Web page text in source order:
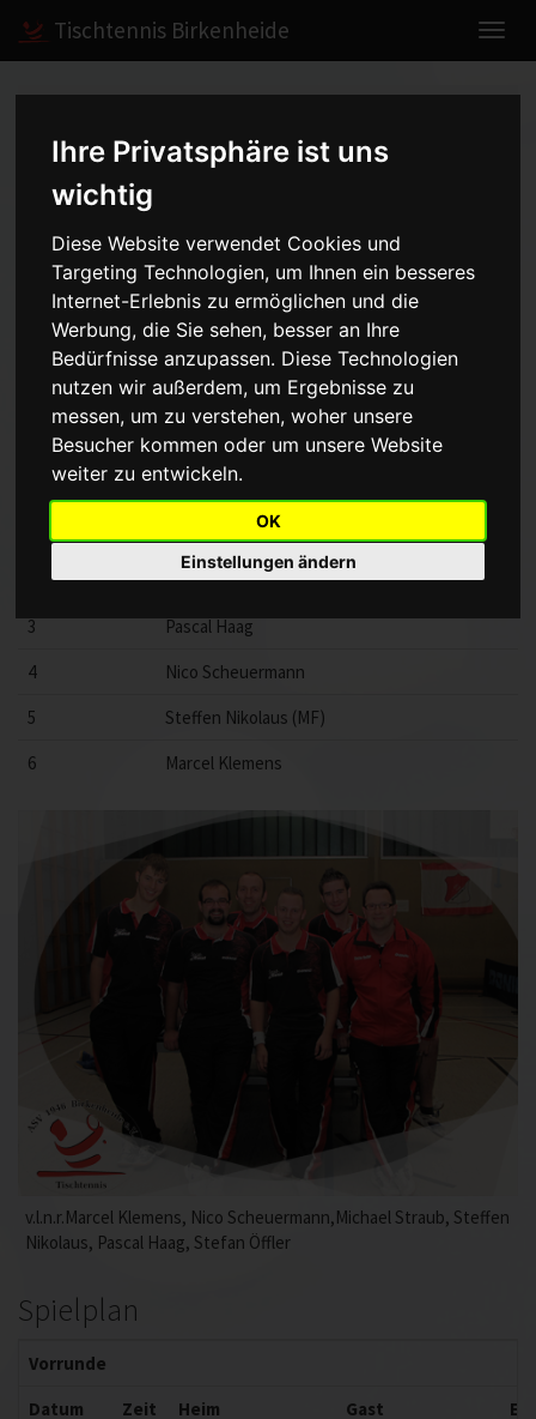
Ihre Privatsphäre ist uns
wichtig
Diese Website verwendet Cookies und
Targeting Technologien, um Ihnen ein besseres
Internet-Erlebnis zu ermöglichen und die
Werbung, die Sie sehen, besser an Ihre
Bedürfnisse anzupassen. Diese Technologien
nutzen wir außerdem, um Ergebnisse zu
messen, um zu verstehen, woher unsere
Besucher kommen oder um unsere Website
weiter zu entwickeln.
OK
Einstellungen ändern
Tischtennis Birkenheide
Herren I - Bezirksliga -
2010/2011
Mannschaft Saison
Aufstellung
Punkt
Name
Stefan Öffler
Michael Straub
3
Pascal Haag
4
Nico Scheuermann
5
Steffen Nikolaus (MF)
6
Marcel Klemens
v.l.n.r.Marcel Klemens, Nico Scheuermann,Michael Straub, Steffen
Nikolaus, Pascal Haag, Stefan Öffler
Spielplan
Vorrunde
Datum
Zeit Heim Gast